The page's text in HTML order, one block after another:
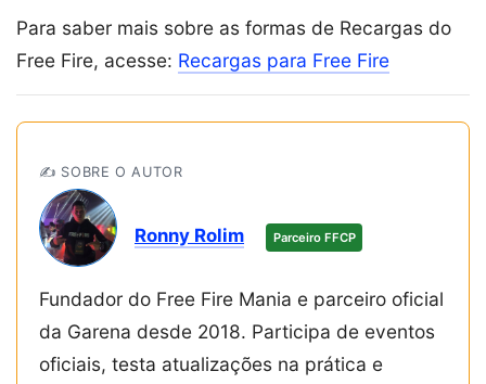
Para saber mais sobre as formas de Recargas do
Free Fire, acesse: Recargas para Free Fire
✍️ SOBRE O AUTOR
Ronny Rolim Parceiro FFCP
Fundador do Free Fire Mania e parceiro oficial
da Garena desde 2018. Participa de eventos
oficiais, testa atualizações na prática e